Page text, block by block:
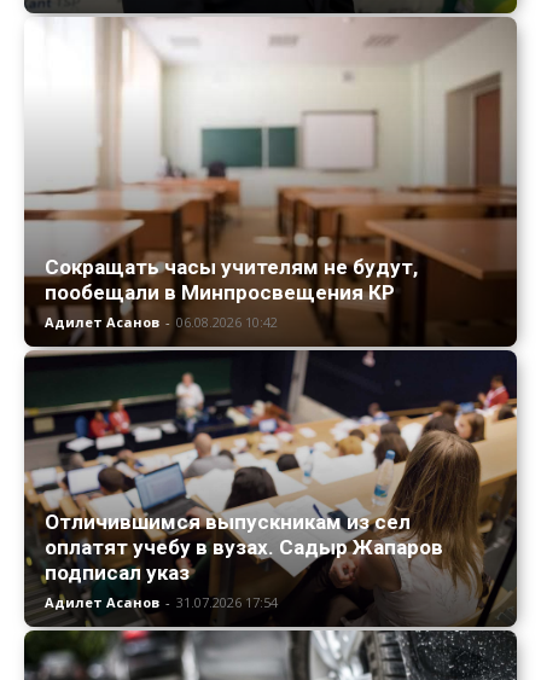
Сокращать часы учителям не будут,
пообещали в Минпросвещения КР
Адилет Асанов - 06.08.2026 10:42
Отличившимся выпускникам из сел
оплатят учебу в вузах. Садыр Жапаров
подписал указ
Адилет Асанов - 31.07.2026 17:54